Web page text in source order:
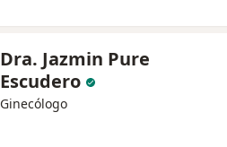
Dra. Jazmin Pure
Escudero
Ginecólogo